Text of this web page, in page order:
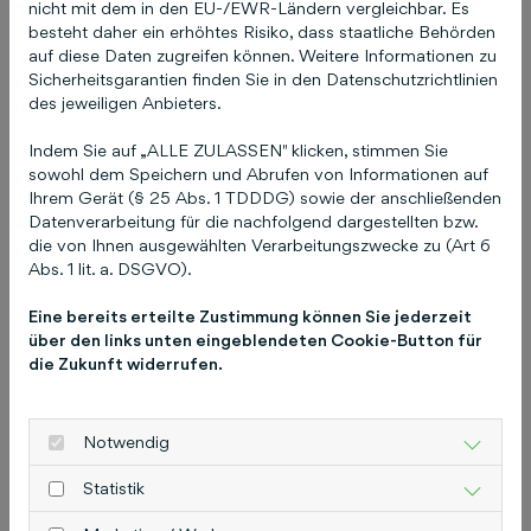
Fünf Beispiele, wie Sie auf
negative Bewertungen
reagieren können
nicht mit dem in den EU-/EWR-Ländern vergleichbar. Es
besteht daher ein erhöhtes Risiko, dass staatliche Behörden
auf diese Daten zugreifen können. Weitere Informationen zu
Sicherheitsgarantien finden Sie in den Datenschutzrichtlinien
des jeweiligen Anbieters.
Indem Sie auf „ALLE ZULASSEN" klicken, stimmen Sie
sowohl dem Speichern und Abrufen von Informationen auf
Ihrem Gerät (§ 25 Abs. 1 TDDDG) sowie der anschließenden
Datenverarbeitung für die nachfolgend dargestellten bzw.
die von Ihnen ausgewählten Verarbeitungszwecke zu (Art 6
Abs. 1 lit. a. DSGVO).
Eine bereits erteilte Zustimmung können Sie jederzeit
über den links unten eingeblendeten Cookie-Button für
die Zukunft widerrufen.
Notwendig
Statistik